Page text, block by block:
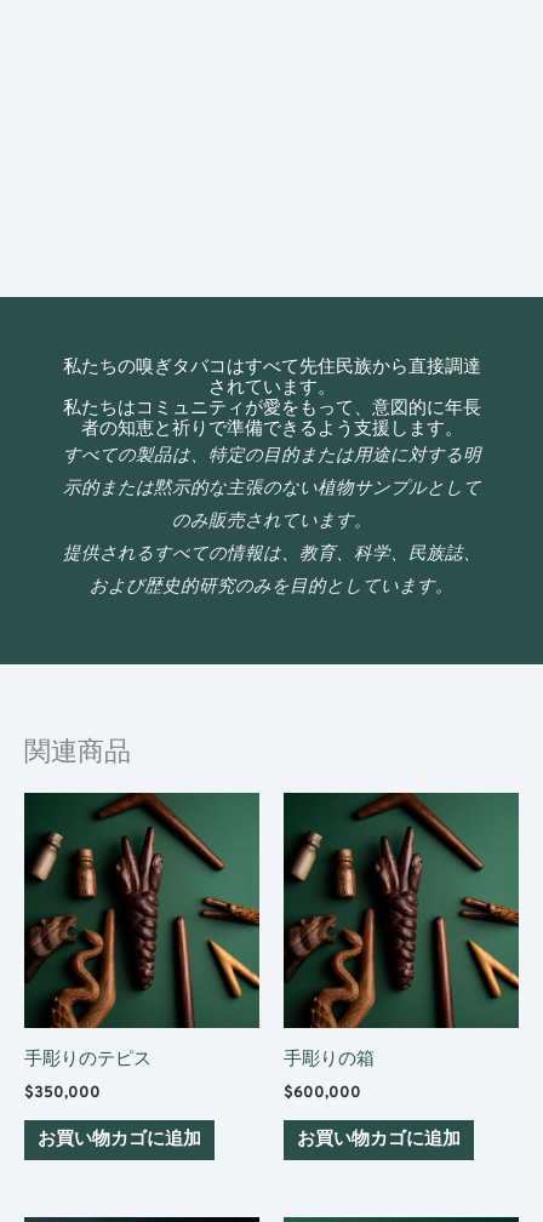
私たちの嗅ぎタバコはすべて先住民族から直接調達
されています。
私たちはコミュニティが愛をもって、意図的に年長
者の知恵と祈りで準備できるよう支援します。
すべての製品は、特定の目的または用途に対する明
示的または黙示的な主張のない植物サンプルとして
のみ販売されています。
提供されるすべての情報は、教育、科学、民族誌、
および歴史的研究のみを目的としています。
関連商品
手彫りのテピス
$350,000
お買い物カゴに追加
手彫りの箱
$600,000
お買い物カゴに追加